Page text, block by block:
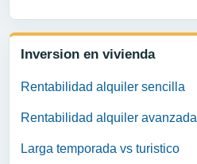
Inversion en vivienda
Rentabilidad alquiler sencilla
Rentabilidad alquiler avanzada
Larga temporada vs turistico